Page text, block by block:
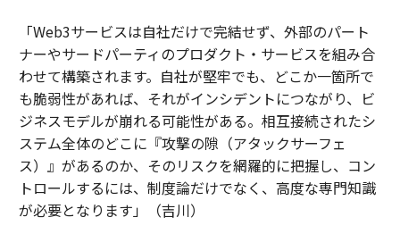
「Web3サービスは自社だけで完結せず、外部のパート
ナーやサードパーティのプロダクト・サービスを組み合
わせて構築されます。自社が堅牢でも、どこか一箇所で
も脆弱性があれば、それがインシデントにつながり、ビ
ジネスモデルが崩れる可能性がある。相互接続されたシ
ステム全体のどこに『攻撃の隙（アタックサーフェ
ス）』があるのか、そのリスクを網羅的に把握し、コン
トロールするには、制度論だけでなく、高度な専門知識
が必要となります」（吉川）